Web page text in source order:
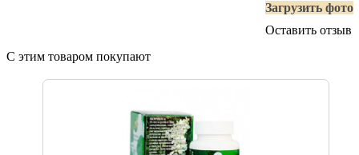
Загрузить фото
Оставить отзыв
С этим товаром покупают